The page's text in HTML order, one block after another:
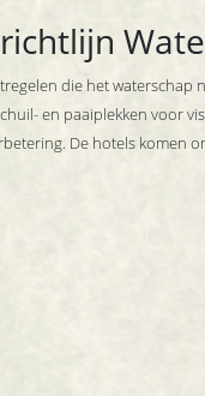
die het
en paaiplekken voor
De hotels komen